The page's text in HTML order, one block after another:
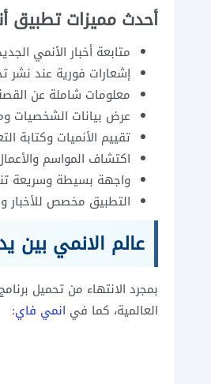
أحدث مميزات تطبيق
متابعة أخبار الأنمي
إشعارات فورية عند نشر
معلومات شاملة عن
عرض بيانات الشخصيات
تقييم الأنميات وكتابة
اكتشاف المواسم
واجهة بسيطة وسريعة
التطبيق مخصص للأخبار
عالم الانمي بين
العالمية، كما في انمي فاي: